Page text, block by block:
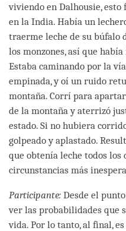
viviendo en Dalhousie,
en la India. Había un
traerme leche de su búfalo
los monzones, así que
Estaba caminando por la
empinada, y oí un ruido
montaña. Corrí para
de la montaña y aterrizó
estado. Si no hubiera
golpeado y aplastado.
que obtenía leche todos
circunstancias más
Participante: Desde el
ver las probabilidades que
vida. Por lo tanto, al final,